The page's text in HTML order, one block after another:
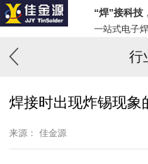
“焊”接科技
一站式电子
行
焊接时出现炸锡现象
来源： 佳金源